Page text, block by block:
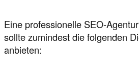
Eine professionelle SEO-
sollte zumindest die folgenden
anbieten: